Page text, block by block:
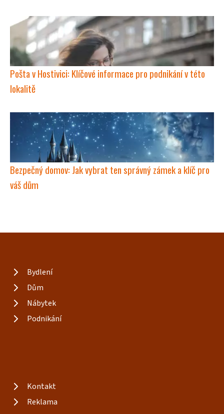
Pošta v Hostivici: Klíčové informace pro podnikání v této
lokalitě
Bezpečný domov: Jak vybrat ten správný zámek a klíč pro
váš dům
Bydlení
Dům
Nábytek
Podnikání
Kontakt
Reklama